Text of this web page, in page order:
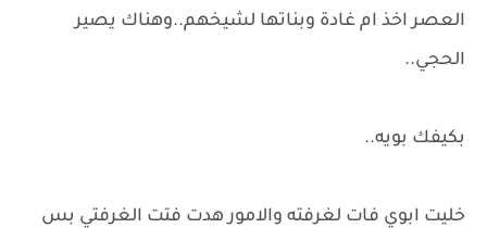
العصر اخذ ام غادة وبناتها لشيخهم..وهناك يصير
الحجي..
بكيفك بويه..
خليت ابوي فات لغرفته والامور هدت فتت الغرفتي بس